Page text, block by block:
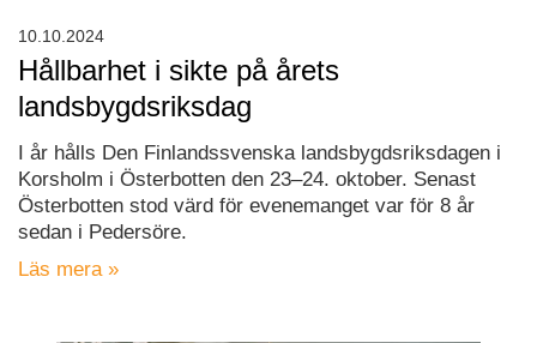
Hållbarhet i sikte på årets
landsbygdsriksdag
I år hålls Den Finlandssvenska landsbygdsriksdagen i
Korsholm i Österbotten den 23–24. oktober. Senast
Österbotten stod värd för evenemanget var för 8 år
sedan i Pedersöre.
Läs mera »
10.10.2024